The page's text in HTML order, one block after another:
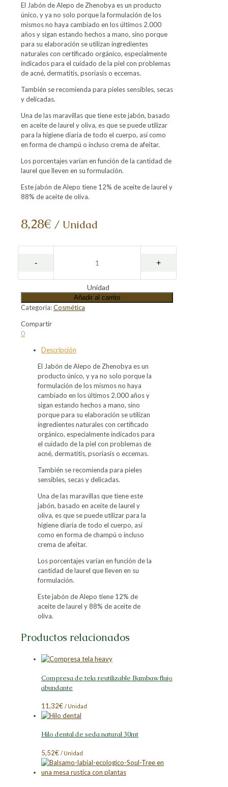
El Jabón de Alepo de Zhenobya es un producto
único, y ya no solo porque la formulación de los
mismos no haya cambiado en los últimos 2.000
años y sigan estando hechos a mano, sino porque
para su elaboración se utilizan ingredientes
naturales con certificado orgánico, especialmente
indicados para el cuidado de la piel con problemas
de acné, dermatitis, psoriasis o eccemas.
También se recomienda para pieles sensibles, secas
y delicadas.
Una de las maravillas que tiene este jabón, basado
en aceite de laurel y oliva, es que se puede utilizar
para la higiene diaria de todo el cuerpo, así como
en forma de champú o incluso crema de afeitar.
Los porcentajes varían en función de la cantidad de
laurel que lleven en su formulación.
Este jabón de Alepo tiene 12% de aceite de laurel y
88% de aceite de oliva.
8,28€ / Unidad
Unidad
Añadir al carrito
Categoría:Cosmética
Compartir
Compartir
Facebook
Compartir
Compartir
LinkedIn
Compartir
Pinterest
0
Descripción
El Jabón de Alepo de Zhenobya es un
producto único, y ya no solo porque la
formulación de los mismos no haya
cambiado en los últimos 2.000 años y
sigan estando hechos a mano, sino
porque para su elaboración se utilizan
ingredientes naturales con certificado
orgánico, especialmente indicados para
el cuidado de la piel con problemas de
acné, dermatitis, psoriasis o eccemas.
También se recomienda para pieles
sensibles, secas y delicadas.
Una de las maravillas que tiene este
jabón, basado en aceite de laurel y
oliva, es que se puede utilizar para la
higiene diaria de todo el cuerpo, así
como en forma de champú o incluso
crema de afeitar.
Los porcentajes varían en función de la
cantidad de laurel que lleven en su
formulación.
Este jabón de Alepo tiene 12% de
aceite de laurel y 88% de aceite de
oliva.
Productos relacionados
Compresa de tela reutilizable Bambaw flujo
abundante
11,32€ / Unidad
Hilo dental de seda natural 30mt
5,52€ / Unidad